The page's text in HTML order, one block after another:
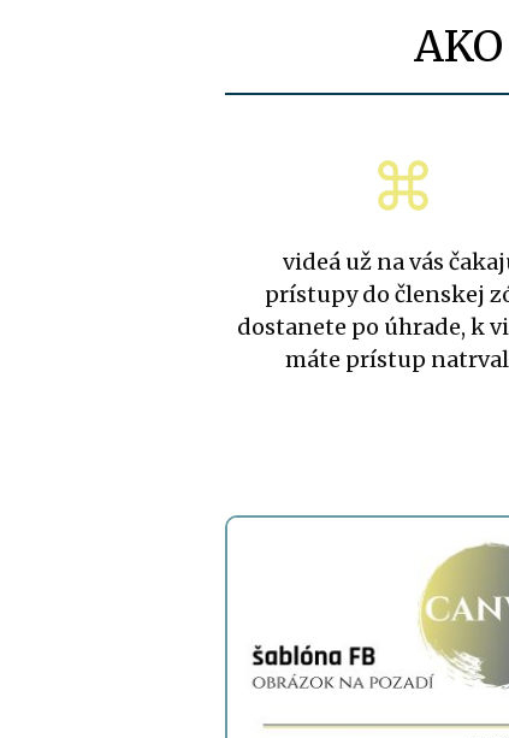
videá už na vás
prístupy do členskej
dostanete po úhrade, k
máte prístup